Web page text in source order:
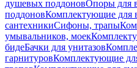
душевых поддоновОпоры для
поддоновКомплектующие для
сантехникиСифоны, трапы
умывальников, моек
бидеБачки для унитазов
гарнитуровКомплектующие